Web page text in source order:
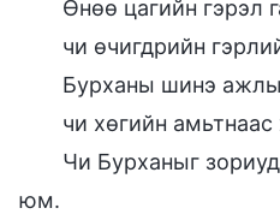
Өнөө цагийн гэрэл
чи өчигдрийн
Бурханы шинэ
чи хөгийн амьтнаас
Чи Бурханыг
юм.